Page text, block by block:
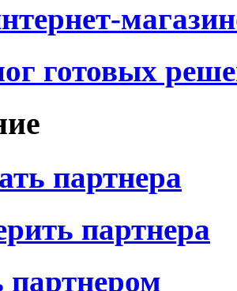
готовых
партнера
партнера
партнером